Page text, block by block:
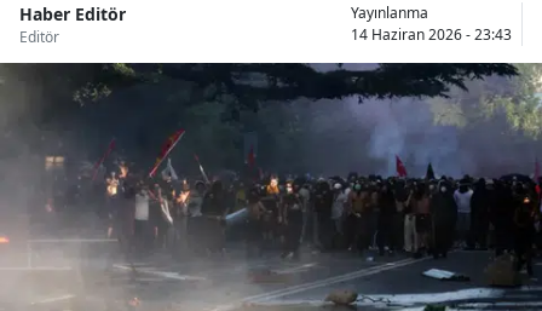
Balıkesir
Bilecik
Bingöl
Bitlis
Burdur
Haber Editör
Editör
Yayınlanma
14 Haziran 2026 - 23:43